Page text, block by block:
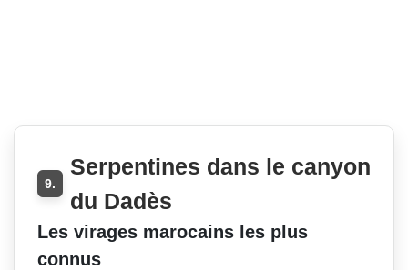
9.
Serpentines dans le canyon
du Dadès
Les virages marocains les plus
connus